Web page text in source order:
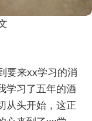
要来xx学习的消
学习了五年的酒
从头开始，这正